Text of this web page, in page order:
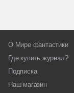
О Мире фантастики
Где купить журнал?
Подписка
Наш магазин